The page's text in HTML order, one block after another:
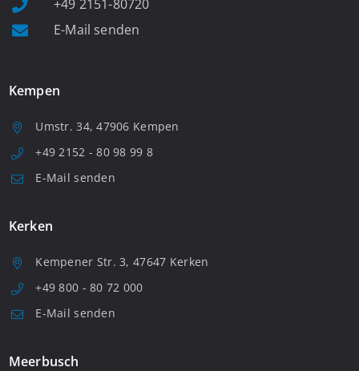
+49 2151-80720
E-Mail senden
Kempen
Umstr. 34, 47906 Kempen
+49 2152 - 80 98 99 8
E-Mail senden
Kerken
Kempener Str. 3, 47647 Kerken
+49 800 - 80 72 000
E-Mail senden
Meerbusch